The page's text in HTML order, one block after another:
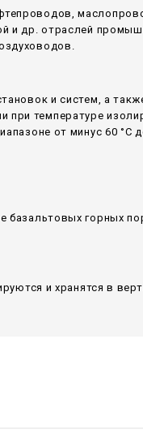
и др. отраслей
и систем, а
температуре
от минус 60 °С
горных
и хранятся в